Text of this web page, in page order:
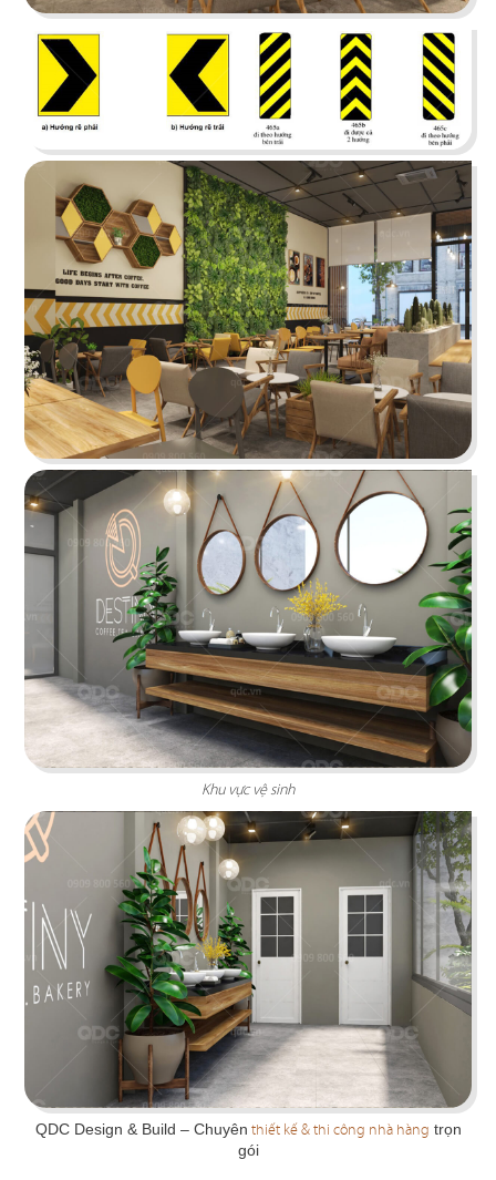
Chi tiết
KOI THÉ
QDC rất hân hạnh khi được đồng hành cùng chủ
đầu tư cho dự án tổng thầu thi công chi nhánh
KOI Thé đầu tiên tại Biên Hòa, Đồng Nai.
Chi tiết
CHEESE COFFEE
Thiết kế mang phong cách của một mùa hè xinh
đẹp và rực rỡ với các chi tiết tone màu vàng
sáng tươi tắn cùng các hình ảnh sống động
Chi tiết
Khu vực vệ sinh
QDC Design & Build – Chuyên thiết kế & thi công nhà hàng trọn
gói